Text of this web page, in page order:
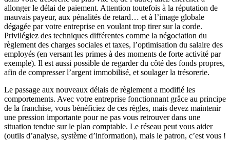
allonger le délai de paiement. Attention toutefois à la réputation de
mauvais payeur, aux pénalités de retard… et à l’image globale
dégagée par votre entreprise en voulant trop tirer sur la corde.
Privilégiez des techniques différentes comme la négociation du
règlement des charges sociales et taxes, l’optimisation du salaire des
employés (en versant les primes à des moments de forte activité par
exemple). Il est aussi possible de regarder du côté des fonds propres,
afin de compresser l’argent immobilisé, et soulager la trésorerie.
Le passage aux nouveaux délais de règlement a modifié les
comportements. Avec votre entreprise fonctionnant grâce au principe
de la franchise, vous bénéficiez de ces règles, mais devez maintenir
une pression importante pour ne pas vous retrouver dans une
situation tendue sur le plan comptable. Le réseau peut vous aider
(outils d’analyse, système d’information), mais le patron, c’est vous !